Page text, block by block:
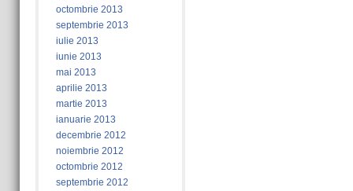
octombrie 2013
septembrie 2013
iulie 2013
iunie 2013
mai 2013
aprilie 2013
martie 2013
ianuarie 2013
decembrie 2012
noiembrie 2012
octombrie 2012
septembrie 2012